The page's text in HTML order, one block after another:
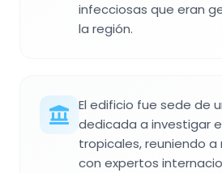
infecciosas que eran
la región.
El edificio fue sede de
dedicada a investigar
tropicales, reuniendo
con expertos